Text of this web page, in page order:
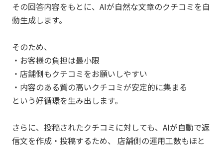
その回答内容をもとに、AIが自然な文章のクチコミを自
動生成します。
そのため、
・お客様の負担は最小限
・店舗側もクチコミをお願いしやすい
・内容のある質の高いクチコミが安定的に集まる
という好循環を生み出します。
さらに、投稿されたクチコミに対しても、AIが自動で返
信文を作成・投稿するため、 店舗側の運用工数もほと